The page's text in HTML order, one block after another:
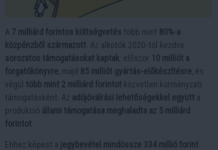
A 7 milliárd forintos költségvetés több mint 80%-a
közpénzből származott . Az alkotók 2020-tól kezdve
sorozatos támogatásokat kaptak : először 10 milliót a
forgatókönyvre, majd 85 milliót gyártás-előkészítésre, és
végül több mint 2 milliárd forintot közvetlen kormányzati
támogatásként. Az adójóváírási lehetőségekkel együtt a
produkció állami támogatása meghaladta az 5 milliárd
forintot
Ehhez képest a jegybevétel mindössze 334 millió forint